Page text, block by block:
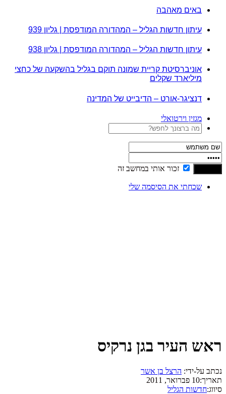
באים מאהבה
עיתון חדשות הגליל – המהדורה המודפסת | גליון 939
עיתון חדשות הגליל – המהדורה המודפסת | גליון 938
אוניברסיטת קריית שמונה תוקם בגליל בהשקעה של כחצי
מיליארד שקלים
דנציגר-אורט – הדיבייט של המדינה
מגזין וירטואלי
זכור אותי במחשב זה
שכחתי את הסיסמה שלי
ראש העיר בגן נרקיס
נכתב על-ידי: הרצל בן אשר
תאריך:10 פברואר, 2011
סיווג:חדשות הגליל